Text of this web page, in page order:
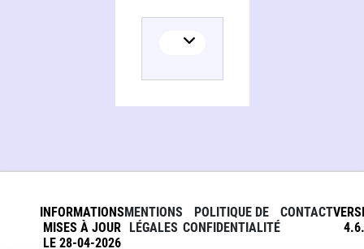
INFORMATIONS
MISES À JOUR
LE 28-04-2026
MENTIONS
LÉGALES
POLITIQUE DE
CONFIDENTIALITÉ
CONTACT